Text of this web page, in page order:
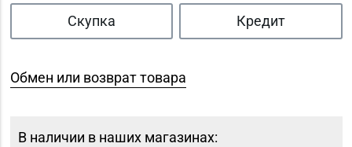
Скупка Кредит
Обмен или возврат товара
В наличии в наших магазинах: